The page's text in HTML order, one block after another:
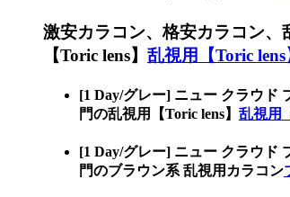
激安カラコン、格安カラコン
【Toric lens】 乱視用【Toric lens
[1 Day/グレー] ニュー クラウド
門の乱視用【Toric lens】 乱視用
[1 Day/グレー] ニュー クラウド
門のブラウン系 乱視用カラコン